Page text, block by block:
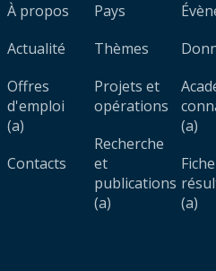
À propos
Actualité
Offres
d'emploi
(a)
Contacts
Pays
Thèmes
Projets et
opérations
Recherche
et
publications
(a)
(a)
(a)